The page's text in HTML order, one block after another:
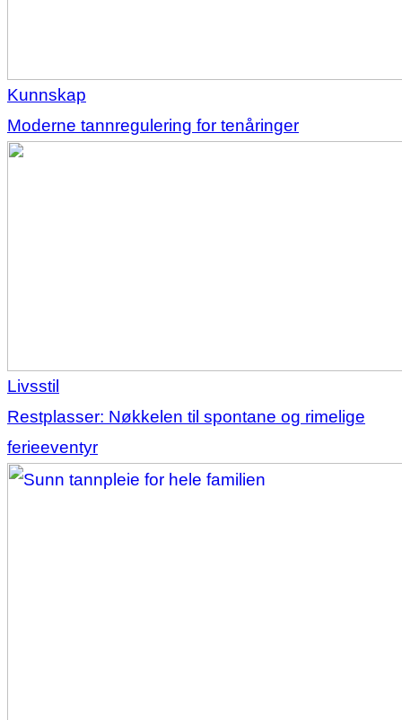
Kunnskap
Moderne tannregulering for tenåringer
Livsstil
Restplasser: Nøkkelen til spontane og rimelige
ferieeventyr